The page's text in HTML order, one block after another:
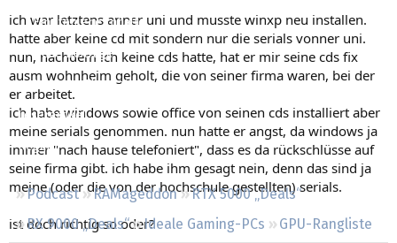
Empfohlene Inhalte
Neue Beiträge
Neueste Aktivitäten
Leserartikel
Regeln
Podcast RAMageddon
RTX 5000 „Deals“
RX 9000 „Deals“
Ideale Gaming-PCs
GPU-Rangliste
ich war letztens anner uni und musste winxp neu installen.
hatte aber keine cd mit sondern nur die serials vonner uni.
nun, nachdem ich keine cds hatte, hat er mir seine cds fix
ausm wohnheim geholt, die von seiner firma waren, bei der
er arbeitet.
ich habe windows sowie office von seinen cds installiert aber
meine serials genommen. nun hatte er angst, da windows ja
immer "nach hause telefoniert", dass es da rückschlüsse auf
seine firma gibt. ich habe ihm gesagt nein, denn das sind ja
meine (oder die von der hochschule gestellten) serials.
ist doch richtig so oder?